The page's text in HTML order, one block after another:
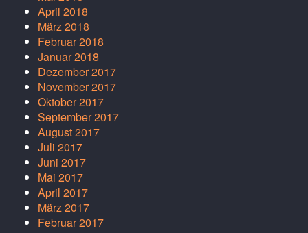
April 2018
März 2018
Februar 2018
Januar 2018
Dezember 2017
November 2017
Oktober 2017
September 2017
August 2017
Juli 2017
Juni 2017
Mai 2017
April 2017
März 2017
Februar 2017